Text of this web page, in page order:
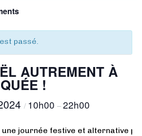
passé.
AUTREMENT À
!
/ 10h00 –22h00
une journée festive et alternative